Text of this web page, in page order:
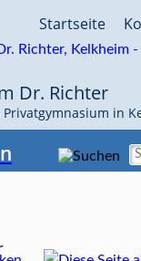
Startseite
Dr. Richter
in